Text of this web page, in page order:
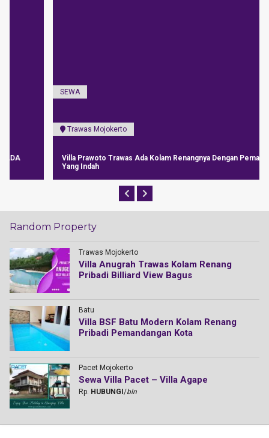
Trawas Mojokerto
Villa Prawoto Trawas Ada Kolam Renangnya Dengan Pemandangan
Random Property
Trawas Mojokerto
Villa Anugrah Trawas Kolam Renang
Pribadi Billiard View Bagus
Batu
Villa BSF Batu Modern Kolam Renang
Pribadi Pemandangan Kota
Pacet Mojokerto
Sewa Villa Pacet – Villa Agape
Rp. HUBUNGI /bln